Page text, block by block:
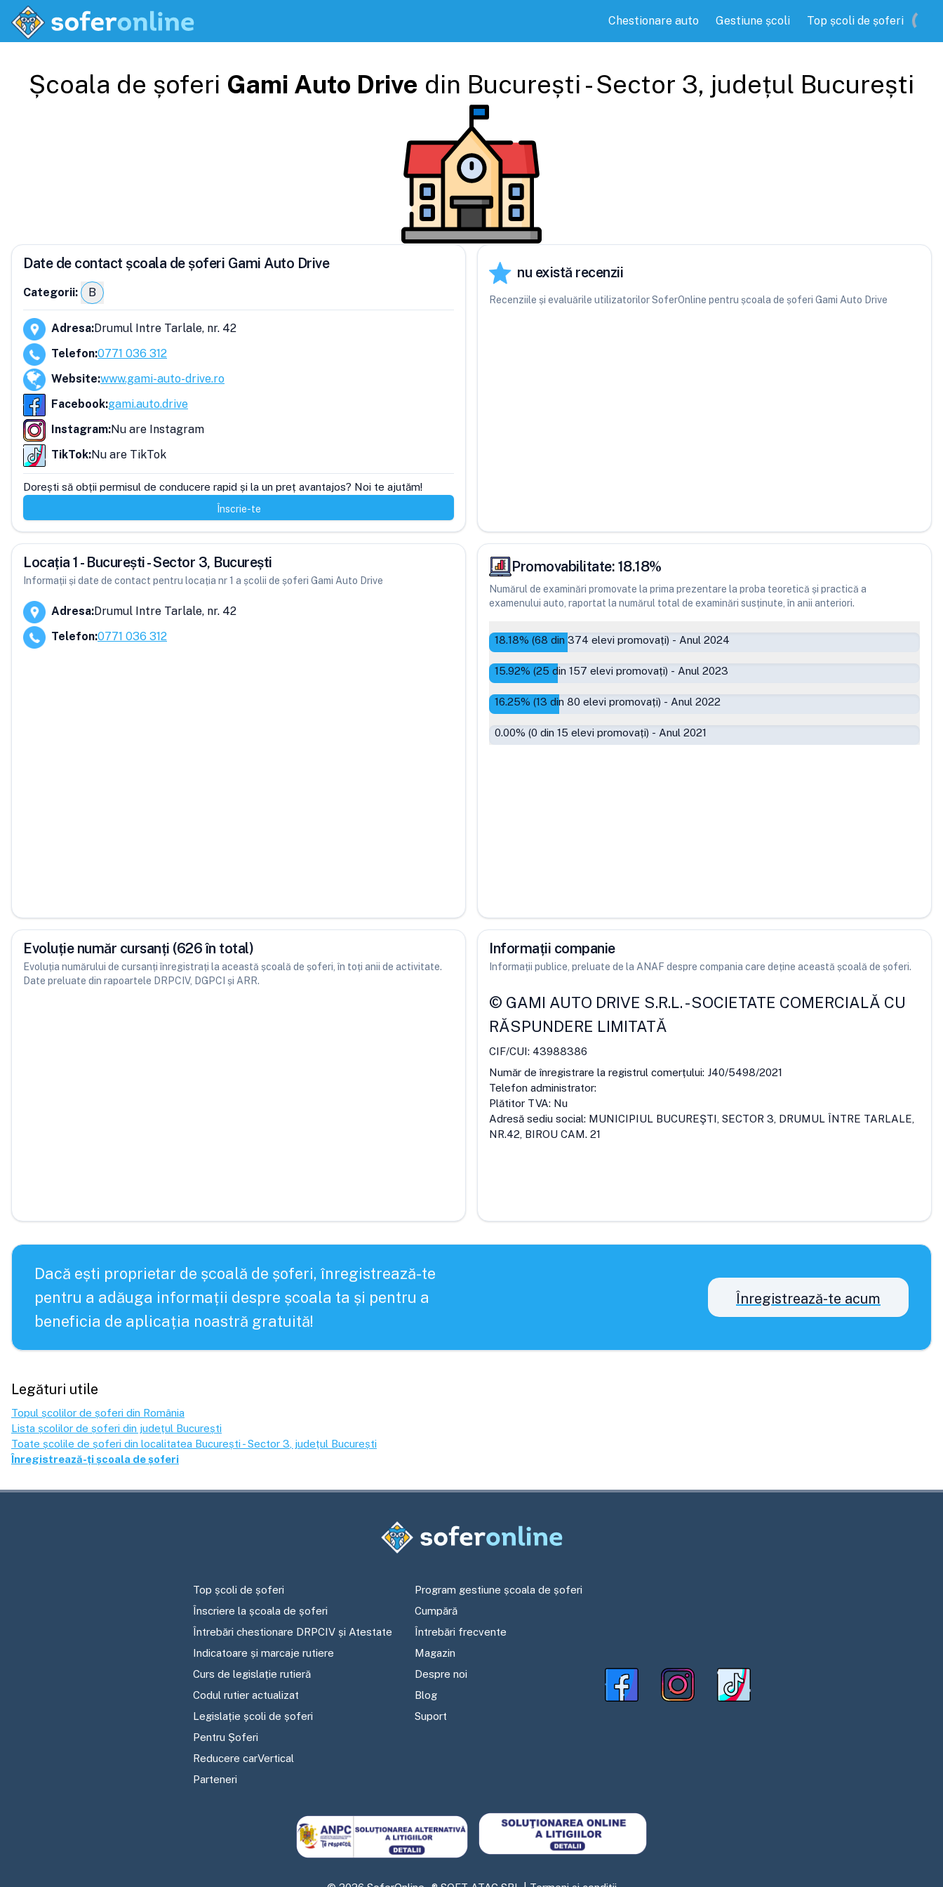
Chestionare auto Gestiune școli Top școli de șoferi
Școala de șoferi Gami Auto Drive din București - Sector 3, județul București
Date de contact școala de șoferi Gami Auto Drive
Categorii: B
Adresa:Drumul Intre Tarlale, nr. 42
Telefon:0771 036 312
Website:www.gami-auto-drive.ro
Facebook:gami.auto.drive
Instagram:Nu are Instagram
TikTok:Nu are TikTok
Dorești să obții permisul de conducere rapid și la un preț avantajos? Noi te ajutăm!
Înscrie-te
nu există recenzii
Recenziile și evaluările utilizatorilor SoferOnline pentru școala de șoferi Gami Auto Drive
Locația 1 - București - Sector 3, București
Informații și date de contact pentru locația nr 1 a școlii de șoferi Gami Auto Drive
Adresa:Drumul Intre Tarlale, nr. 42
Telefon:0771 036 312
Promovabilitate: 18.18%
Numărul de examinări promovate la prima prezentare la proba teoretică și practică a
examenului auto, raportat la numărul total de examinări susținute, în anii anteriori.
18.18% (68 din 374 elevi promovați) - Anul 2024
15.92% (25 din 157 elevi promovați) - Anul 2023
16.25% (13 din 80 elevi promovați) - Anul 2022
0.00% (0 din 15 elevi promovați) - Anul 2021
Evoluție număr cursanți (626 în total)
Evoluția numărului de cursanți înregistrați la această școală de șoferi, în toți anii de activitate.
Date preluate din rapoartele DRPCIV, DGPCI și ARR.
Informații companie
Informații publice, preluate de la ANAF despre compania care deține această școală de șoferi.
© GAMI AUTO DRIVE S.R.L.-SOCIETATE COMERCIALĂ CU
RĂSPUNDERE LIMITATĂ
CIF/CUI: 43988386
Număr de înregistrare la registrul comerțului: J40/5498/2021
Telefon administrator:
Plătitor TVA: Nu
Adresă sediu social: MUNICIPIUL BUCUREŞTI, SECTOR 3, DRUMUL ÎNTRE TARLALE,
NR.42, BIROU CAM. 21
Dacă ești proprietar de școală de șoferi, înregistrează-te
pentru a adăuga informații despre școala ta și pentru a
beneficia de aplicația noastră gratuită!
Înregistrează-te acum
Legături utile
Topul școlilor de șoferi din România
Lista școlilor de șoferi din județul București
Toate școlile de șoferi din localitatea București - Sector 3 , județul București
Înregistrează-ți școala de șoferi
Top școli de șoferi
Înscriere la școala de șoferi
Întrebări chestionare DRPCIV și Atestate
Indicatoare și marcaje rutiere
Curs de legislație rutieră
Codul rutier actualizat
Legislație școli de șoferi
Pentru Șoferi
Reducere carVertical
Parteneri
Program gestiune școala de șoferi
Cumpără
Întrebări frecvente
Magazin
Despre noi
Blog
Suport